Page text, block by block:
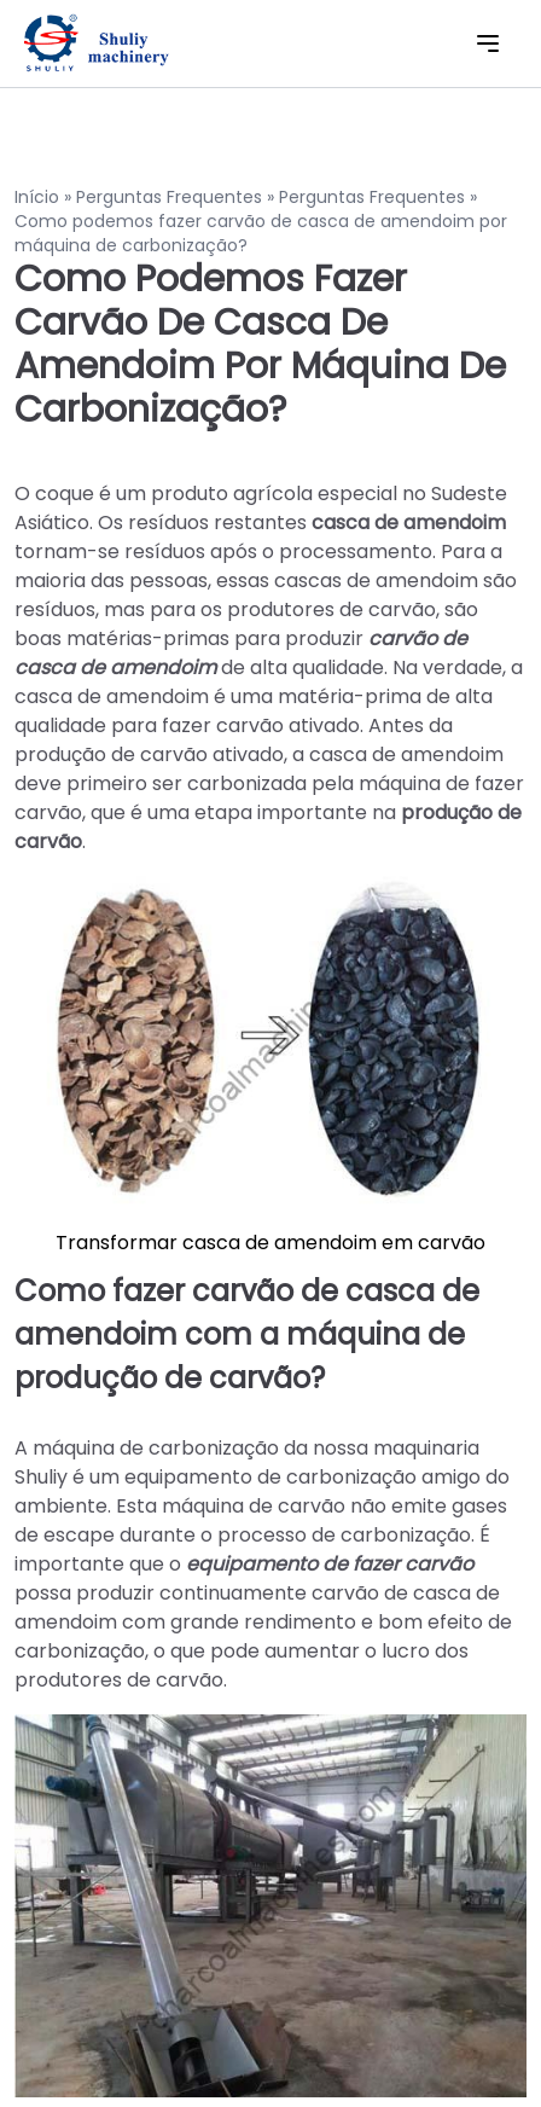
Início » Perguntas Frequentes » Perguntas Frequentes »
Como podemos fazer carvão de casca de amendoim por
máquina de carbonização?
Como Podemos Fazer
Carvão De Casca De
Amendoim Por Máquina De
Carbonização?
O coque é um produto agrícola especial no Sudeste
Asiático. Os resíduos restantes casca de amendoim
tornam-se resíduos após o processamento. Para a
maioria das pessoas, essas cascas de amendoim são
resíduos, mas para os produtores de carvão, são
boas matérias-primas para produzir carvão de
casca de amendoimde alta qualidade. Na verdade, a
casca de amendoim é uma matéria-prima de alta
qualidade para fazer carvão ativado. Antes da
produção de carvão ativado, a casca de amendoim
deve primeiro ser carbonizada pela máquina de fazer
carvão, que é uma etapa importante na produção de
carvão.
Transformar casca de amendoim em carvão
Como fazer carvão de casca de
amendoim com a máquina de
produção de carvão?
A máquina de carbonização da nossa maquinaria
Shuliy é um equipamento de carbonização amigo do
ambiente. Esta máquina de carvão não emite gases
de escape durante o processo de carbonização. É
importante que o equipamento de fazer carvão
possa produzir continuamente carvão de casca de
amendoim com grande rendimento e bom efeito de
carbonização, o que pode aumentar o lucro dos
produtores de carvão.